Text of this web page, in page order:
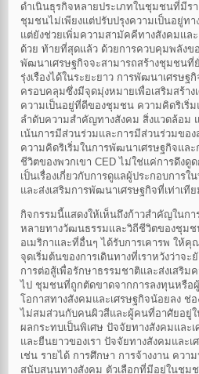
ดำเนินธุรกิจหลายประเภทในชุมชนที่มีร
ชุมชนไม่เพียงแต่ปรับปรุงความเป็นอยู่ท
แต่ยังช่วยเพิ่มความสามัคคีทางสังคมแ
ด้วย ท้ายที่สุดแล้ว ด้วยการควบคุมพลังข
พัฒนาเศรษฐกิจจะสามารถสร้างชุมชนที่
รุ่งเรืองได้ในระยะยาว การพัฒนาเศรษฐ
ครอบคลุมซึ่งมีจุดมุ่งหมายเพื่อเสริมสร้าง
ความเป็นอยู่ที่ดีของชุมชน ความคิดริเริ่
ลำดับความสำคัญทางสังคม สิ่งแวดล้อม
เน้นการมีส่วนร่วมและการมีส่วนร่วมขอ
ความคิดริเริ่มในการพัฒนาเศรษฐกิจแล
ชีวิตของพวกเขา CED ไม่ใช่แค่การดึงดู
เป็นเรื่องเกี่ยวกับการดูแลผู้ประกอบการ
และส่งเสริมการพัฒนาเศรษฐกิจที่เท่าเ
กิจกรรมนี้แสดงให้เห็นถึงก้าวสำคัญในก
หลายทางวัฒนธรรมและวิถีชีวิตของชุมช
อเมริกาและที่อื่นๆ ได้รับการเคารพ ให้คุ
จุดเริ่มต้นของการเดินทางที่เราหวังว่าจะ
การต่อสู้เพื่อรักษาธรรมชาติและส่งเสริ
ไป ชุมชนที่ถูกตัดขาดจากการลงทุนหรือ
โอกาสทางสังคมและเศรษฐกิจน้อยลง ช่อ
ไม่สมส่วนกับคนผิวสีและผู้คนที่อาศัยอยู่
ผลกระทบเป็นพิเศษ ปัจจัยทางสังคมและ
และยืนยาวของเรา ปัจจัยทางสังคมและ
เช่น รายได้ การศึกษา การจ้างงาน คว
สนับสนุนทางสังคม ตัวเลือกที่มีอยู่ในชุม